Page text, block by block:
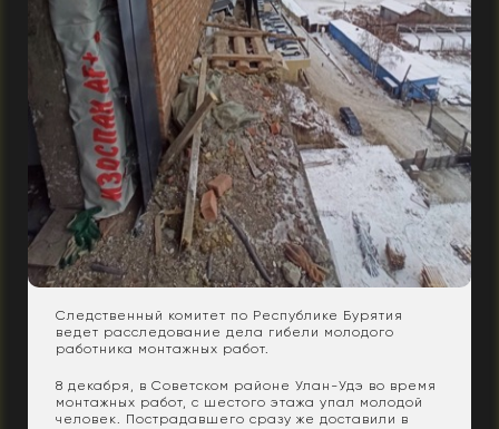
Следственный комитет по Республике Бурятия
ведет расследование дела гибели молодого
работника монтажных работ.
8 декабря, в Советском районе Улан-Удэ во время
монтажных работ, с шестого этажа упал молодой
человек. Пострадавшего сразу же доставили в